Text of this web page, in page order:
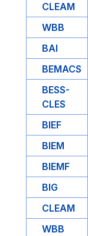
CLEAM
WBB
BAI
BEMACS
BESS-
CLES
BIEF
BIEM
BIEMF
BIG
CLEAM
WBB